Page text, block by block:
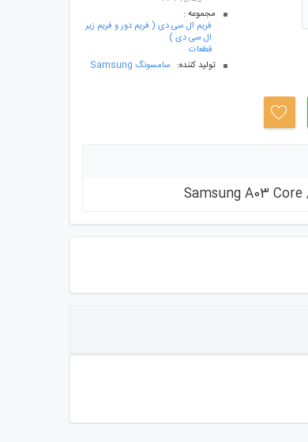
مجموعه :
فریم ال سی دی ( فریم دور و فریم زیر
ال سی دی )
قطعات
توليد کننده: سامسونگ Samsung